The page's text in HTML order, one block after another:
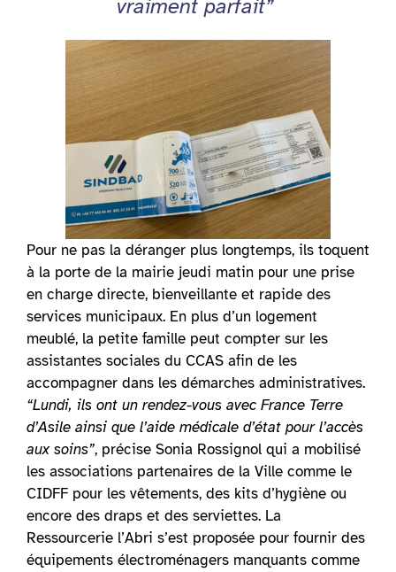
vraiment parfait”
Pour ne pas la déranger plus longtemps, ils toquent
à la porte de la mairie jeudi matin pour une prise
en charge directe, bienveillante et rapide des
services municipaux. En plus d’un logement
meublé, la petite famille peut compter sur les
assistantes sociales du CCAS afin de les
accompagner dans les démarches administratives.
“Lundi, ils ont un rendez-vous avec France Terre
d’Asile ainsi que l’aide médicale d’état pour l’accès
aux soins”, précise Sonia Rossignol qui a mobilisé
les associations partenaires de la Ville comme le
CIDFF pour les vêtements, des kits d’hygiène ou
encore des draps et des serviettes. La
Ressourcerie l’Abri s’est proposée pour fournir des
équipements électroménagers manquants comme